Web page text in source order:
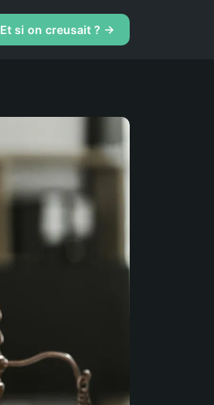
Et si on creusait ? →